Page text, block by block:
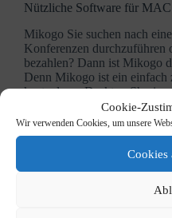
Cookie-
Wir verwenden Cookies, um unsere
Cookies
Nützliche Software für
Mikogo Sie suchen nach
Konferenzen durchzuführen
bezahlen? Dann ist Mikogo
Denn Mikogo ist ein einfach
kostenloses Desktop
nützlichen Funktionen bei…
Christoph Purin
16.